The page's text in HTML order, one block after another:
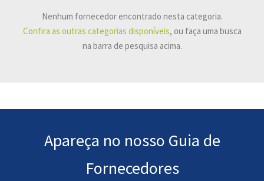
Nenhum fornecedor encontrado nesta categoria.
Confira as outras categorias disponíveis, ou faça uma busca
na barra de pesquisa acima.
Apareça no nosso Guia de
Fornecedores